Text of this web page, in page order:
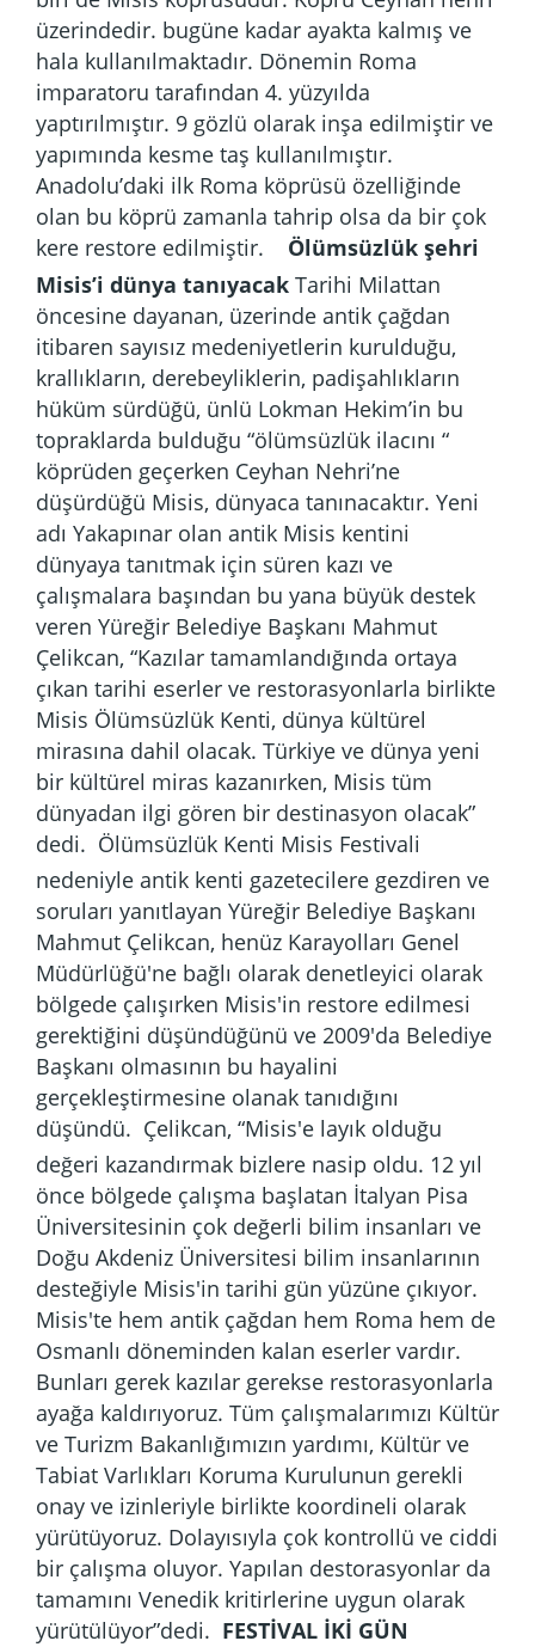
üzerindedir. bugüne kadar ayakta kalmış ve
hala kullanılmaktadır. Dönemin Roma
imparatoru tarafından 4. yüzyılda
yaptırılmıştır. 9 gözlü olarak inşa edilmiştir ve
yapımında kesme taş kullanılmıştır.
Anadolu’daki ilk Roma köprüsü özelliğinde
olan bu köprü zamanla tahrip olsa da bir çok
kere restore edilmiştir.
Ölümsüzlük şehri
Misis’i dünya tanıyacak Tarihi Milattan
öncesine dayanan, üzerinde antik çağdan
itibaren sayısız medeniyetlerin kurulduğu,
krallıkların, derebeyliklerin, padişahlıkların
hüküm sürdüğü, ünlü Lokman Hekim’in bu
topraklarda bulduğu “ölümsüzlük ilacını “
köprüden geçerken Ceyhan Nehri’ne
düşürdüğü Misis, dünyaca tanınacaktır. Yeni
adı Yakapınar olan antik Misis kentini
dünyaya tanıtmak için süren kazı ve
çalışmalara başından bu yana büyük destek
veren Yüreğir Belediye Başkanı Mahmut
Çelikcan, “Kazılar tamamlandığında ortaya
çıkan tarihi eserler ve restorasyonlarla birlikte
Misis Ölümsüzlük Kenti, dünya kültürel
mirasına dahil olacak. Türkiye ve dünya yeni
bir kültürel miras kazanırken, Misis tüm
dünyadan ilgi gören bir destinasyon olacak”
dedi. Ölümsüzlük Kenti Misis Festivali
nedeniyle antik kenti gazetecilere gezdiren ve
soruları yanıtlayan Yüreğir Belediye Başkanı
Mahmut Çelikcan, henüz Karayolları Genel
Müdürlüğü'ne bağlı olarak denetleyici olarak
bölgede çalışırken Misis'in restore edilmesi
gerektiğini düşündüğünü ve 2009'da Belediye
Başkanı olmasının bu hayalini
gerçekleştirmesine olanak tanıdığını
düşündü. Çelikcan, “Misis'e layık olduğu
değeri kazandırmak bizlere nasip oldu. 12 yıl
önce bölgede çalışma başlatan İtalyan Pisa
Üniversitesinin çok değerli bilim insanları ve
Doğu Akdeniz Üniversitesi bilim insanlarının
desteğiyle Misis'in tarihi gün yüzüne çıkıyor.
Misis'te hem antik çağdan hem Roma hem de
Osmanlı döneminden kalan eserler vardır.
Bunları gerek kazılar gerekse restorasyonlarla
ayağa kaldırıyoruz. Tüm çalışmalarımızı Kültür
ve Turizm Bakanlığımızın yardımı, Kültür ve
Tabiat Varlıkları Koruma Kurulunun gerekli
onay ve izinleriyle birlikte koordineli olarak
yürütüyoruz. Dolayısıyla çok kontrollü ve ciddi
bir çalışma oluyor. Yapılan destorasyonlar da
tamamını Venedik kritirlerine uygun olarak
yürütülüyor”dedi. FESTİVAL İKİ GÜN